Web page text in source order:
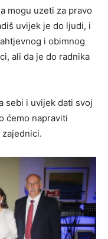
mogu uzeti za pravo
uvijek je do ljudi, i
i obimnog
ali da je do radnika
sebi i uvijek dati svoj
ćemo napraviti